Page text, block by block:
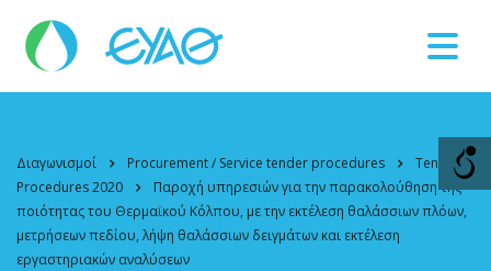
11124
Διαγωνισμοί Procurement / Service tender procedures
Tender
Procedures 2020
Παροχή υπηρεσιών για την παρακολούθηση της
ποιότητας του Θερμαϊκού Κόλπου, με την εκτέλεση θαλάσσιων πλόων,
μετρήσεων πεδίου, λήψη θαλάσσιων δειγμάτων και εκτέλεση
εργαστηριακών αναλύσεων